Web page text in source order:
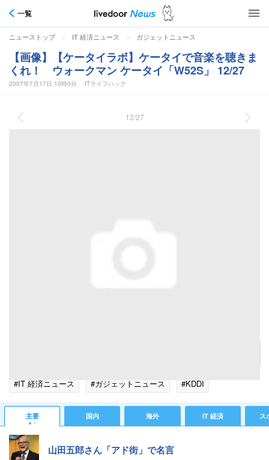
一覧
ニューストップ > IT 経済ニュース > ガジェットニュース
【画像】【ケータイラボ】ケータイで音楽を聴きま
くれ！ ウォークマン ケータイ「W52S」 12/27
2007年7月17日 10時0分 ITライフハック
12/27
#IT 経済ニュース #ガジェットニュース #KDDI
主要 国内 海外 IT 経済 ス
山田五郎さん「アド街」で名言